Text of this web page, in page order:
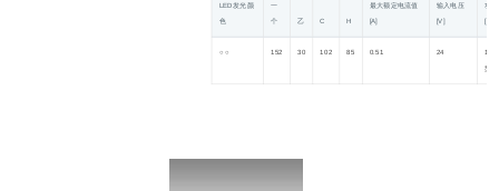
LED发光颜
色
一
个 乙 C H
最大额定电流值
[A]
输入电压
[V]
功耗
○ ○ 152 30 102 85 0.51 24
型